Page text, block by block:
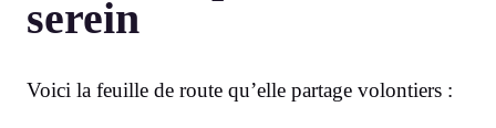
serein
Voici la feuille de route qu’elle partage volontiers :